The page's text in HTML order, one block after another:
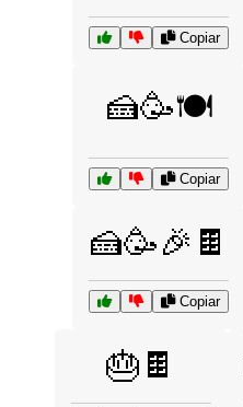
Copiar
🍰🥳🍽️
Copiar
🍰🥳🎉🍫
Copiar
🎂🍫